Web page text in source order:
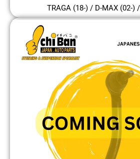
TRAGA (18-) / D-MAX (02-)